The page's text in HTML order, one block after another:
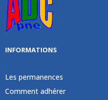
INFORMATIONS
Les permanences
Comment adhérer